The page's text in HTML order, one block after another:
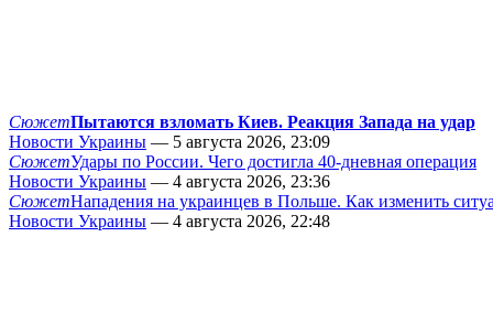
СюжетПытаются взломать Киев. Реакция Запада на удар
Новости Украины — 5 августа 2026, 23:09
СюжетУдары по России. Чего достигла 40-дневная операция
Новости Украины — 4 августа 2026, 23:36
СюжетНападения на украинцев в Польше. Как изменить
Новости Украины — 4 августа 2026, 22:48